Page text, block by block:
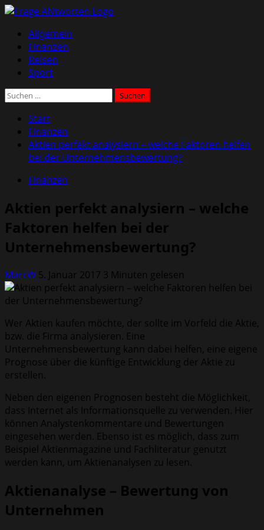
Zum
springen
Primäres
Menü
Allgemein
Finanzen
Reisen
Sport
Suchen
Start
Finanzen
Aktien perfekt analysiern – welche Faktoren helfen
bei der Unternehmensbewertung?
Finanzen
Aktien perfekt analysiern – welche
Faktoren helfen bei der
Unternehmensbewertung?
MarcW 5. Januar 2017 3 Minuten gelesen
Wer Aktien kaufen möchte, der sollte im Vorfeld die Aktie,
bzw. die Firma analysieren. Eine
Unternehmensbewertung kann dabei helfen, eine eigene
Prognose über die künftige Entwicklung der Aktie zu
erstellen.
Neben den eigenen Prognosen besteht die Möglichkeit,
dass Internet als Informationsquelle zu verwenden. Hier
können Analystenkommentare und Bewertungen
eingesehen werden. Ebenso ist es möglich, dass zum
Beispiel Aktienmagazine und Fachliteratur genutzt
werden kann, um Aktienanalysen zu lesen.
Aktienanalyse – Bewertung von
Unternehmen